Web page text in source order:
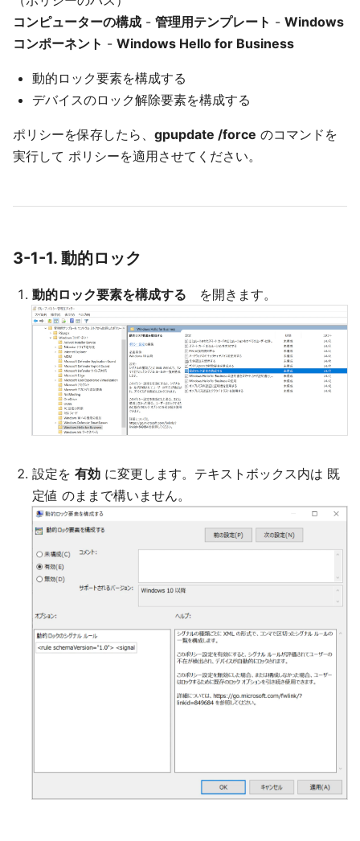
コンピューターの構成 - 管理用テンプレート - Windows
コンポーネント - Windows Hello for Business
動的ロック要素を構成する
デバイスのロック解除要素を構成する
ポリシーを保存したら、 gpupdate /force のコマンドを
実行して ポリシーを適用させてください。
3-1-1. 動的ロック
動的ロック要素を構成する を開きます。
設定を 有効 に変更します。テキストボックス内は 既
定値 のままで構いません。